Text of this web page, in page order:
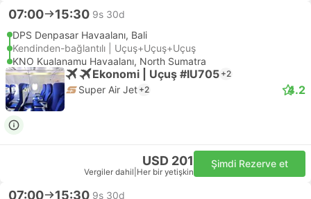
07:00 15:30 9s 30d
DPS Denpasar Havaalanı, Bali
Kendinden-bağlantılı | Uçuş+Uçuş+Uçuş
KNO Kualanamu Havaalanı, North Sumatra
Ekonomi | Uçuş #IU705 +2
Super Air Jet +2 4.2
USD 201
Vergiler dahil Her bir yetişkin
Şimdi Rezerve et
07:00 15:30 9s 30d